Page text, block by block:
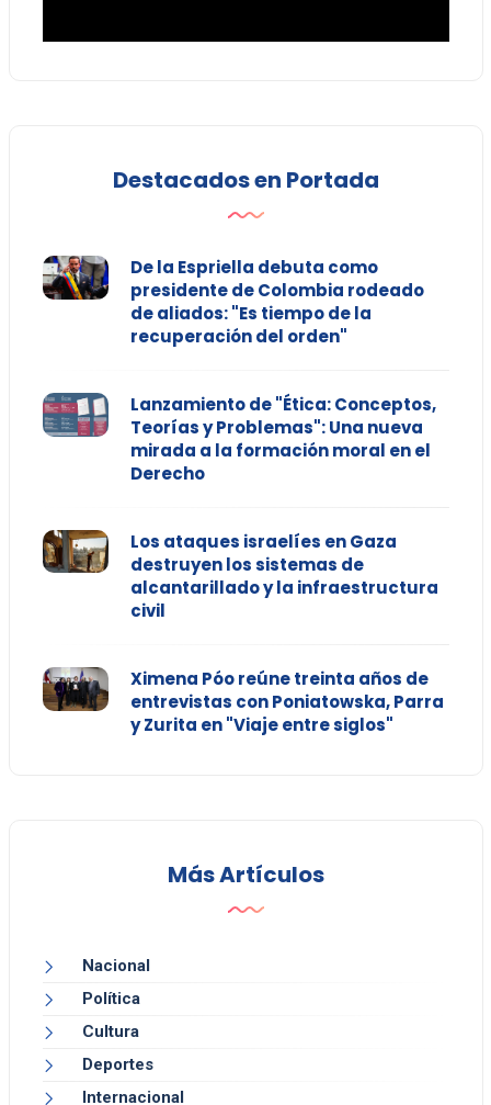
Destacados en Portada
De la Espriella debuta como
presidente de Colombia rodeado
de aliados: "Es tiempo de la
recuperación del orden"
Lanzamiento de "Ética: Conceptos,
Teorías y Problemas": Una nueva
mirada a la formación moral en el
Derecho
Los ataques israelíes en Gaza
destruyen los sistemas de
alcantarillado y la infraestructura
civil
Ximena Póo reúne treinta años de
entrevistas con Poniatowska, Parra
y Zurita en "Viaje entre siglos"
Más Artículos
Nacional
Política
Cultura
Deportes
Internacional